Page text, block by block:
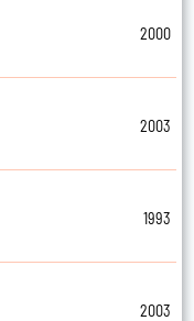
2000
2003
1993
2003